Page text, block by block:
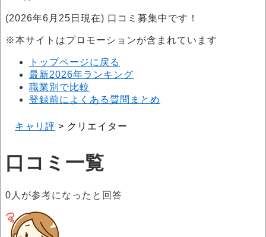
(2026年6月25日現在) 口コミ募集中です！
※本サイトはプロモーションが含まれています
トップページに戻る
最新2026年ランキング
職業別で比較
登録前によくある質問まとめ
キャリ評 > クリエイター
口コミ一覧
0 人が参考になったと回答